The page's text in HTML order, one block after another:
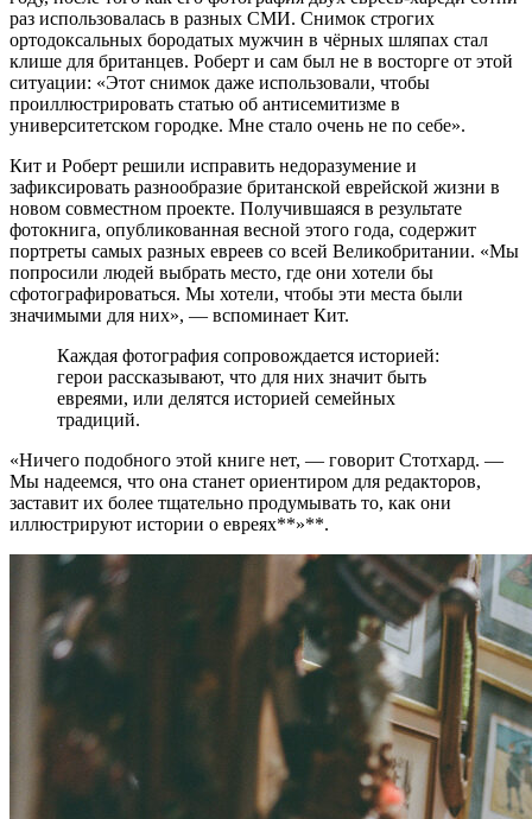
раз использовалась в разных СМИ. Снимок строгих
ортодоксальных бородатых мужчин в чёрных шляпах стал
клише для британцев. Роберт и сам был не в восторге от этой
ситуации: «Этот снимок даже использовали, чтобы
проиллюстрировать статью об антисемитизме в
университетском городке. Мне стало очень не по себе».
Кит и Роберт решили исправить недоразумение и
зафиксировать разнообразие британской еврейской жизни в
новом совместном проекте. Получившаяся в результате
фотокнига, опубликованная весной этого года, содержит
портреты самых разных евреев со всей Великобритании. «Мы
попросили людей выбрать место, где они хотели бы
сфотографироваться. Мы хотели, чтобы эти места были
значимыми для них», — вспоминает Кит.
Каждая фотография сопровождается историей:
герои рассказывают, что для них значит быть
евреями, или делятся историей семейных
традиций.
«Ничего подобного этой книге нет, — говорит Стотхард. —
Мы надеемся, что она станет ориентиром для редакторов,
заставит их более тщательно продумывать то, как они
иллюстрируют истории о евреях**»**.